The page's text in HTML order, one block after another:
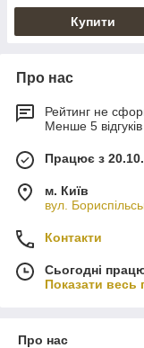
Купити
Про нас
Рейтинг не
Менше 5 відгуків
Працює з
м. Київ
вул.
Контакти
Сьогодні
Показати весь
Про нас